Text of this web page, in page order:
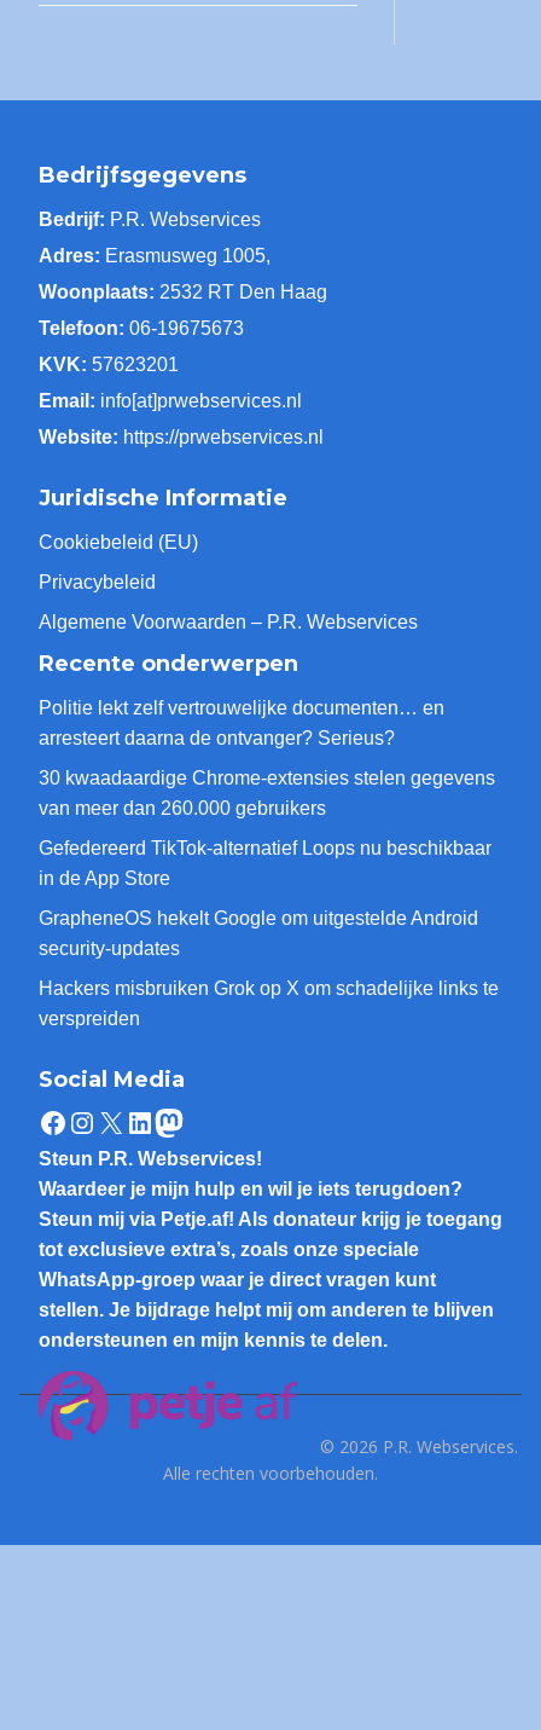
Bedrijfsgegevens
Bedrijf: P.R. Webservices
Adres: Erasmusweg 1005,
Woonplaats: 2532 RT Den Haag
Telefoon: 06-19675673
KVK: 57623201
Email: info[at]prwebservices.nl
Website: https://prwebservices.nl
Juridische Informatie
Cookiebeleid (EU)
Privacybeleid
Algemene Voorwaarden – P.R. Webservices
Recente onderwerpen
Politie lekt zelf vertrouwelijke documenten… en
arresteert daarna de ontvanger? Serieus?
30 kwaadaardige Chrome-extensies stelen gegevens
van meer dan 260.000 gebruikers
Gefedereerd TikTok-alternatief Loops nu beschikbaar
in de App Store
GrapheneOS hekelt Google om uitgestelde Android
security-updates
Hackers misbruiken Grok op X om schadelijke links te
verspreiden
Social Media
Facebook
Instagram
X LinkedIn
Mastodon
Steun P.R. Webservices!
Waardeer je mijn hulp en wil je iets terugdoen?
Steun mij via Petje.af! Als donateur krijg je toegang
tot exclusieve extra’s, zoals onze speciale
WhatsApp-groep waar je direct vragen kunt
stellen. Je bijdrage helpt mij om anderen te blijven
ondersteunen en mijn kennis te delen.
© 2026 P.R. Webservices.
Alle rechten voorbehouden.